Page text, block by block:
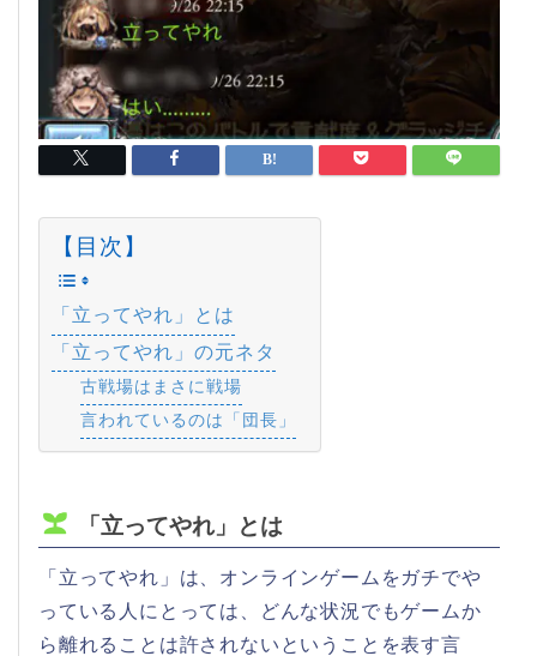
【目次】
「立ってやれ」とは
「立ってやれ」の元ネタ
古戦場はまさに戦場
言われているのは「団長」
「立ってやれ」とは
「立ってやれ」は、オンラインゲームをガチでや
っている人にとっては、どんな状況でもゲームか
ら離れることは許されないということを表す言